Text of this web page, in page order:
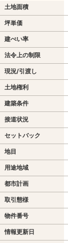
土地面積
坪単価
建ぺい率
法令上の制限
現況/引渡し
土地権利
建築条件
接道状況
セットバック
地目
用途地域
都市計画
取引態様
物件番号
情報更新日